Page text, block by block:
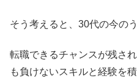
そう考えると、30代の今の
転職できるチャンスが残さ
も負けないスキルと経験を